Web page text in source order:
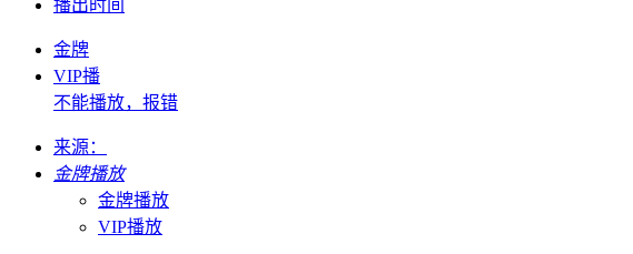
播出时间
金牌
VIP播
不能播放，报错
来源：
金牌播放
金牌播放
VIP播放